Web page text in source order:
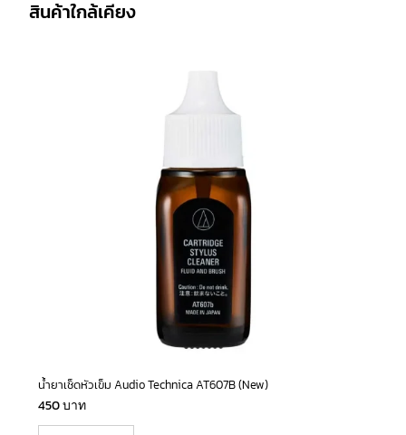
สินค้าใกล้เคียง
น้ำยาเช็ดหัวเข็ม Audio Technica AT607B (New)
450บาท